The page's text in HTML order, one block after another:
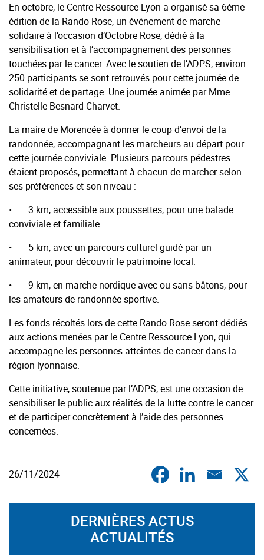
En octobre, le Centre Ressource Lyon a organisé sa 6ème
édition de la Rando Rose, un événement de marche
solidaire à l’occasion d’Octobre Rose, dédié à la
sensibilisation et à l’accompagnement des personnes
touchées par le cancer. Avec le soutien de l’ADPS, environ
250 participants se sont retrouvés pour cette journée de
solidarité et de partage. Une journée animée par Mme
Christelle Besnard Charvet.
La maire de Morencée à donner le coup d’envoi de la
randonnée, accompagnant les marcheurs au départ pour
cette journée conviviale. Plusieurs parcours pédestres
étaient proposés, permettant à chacun de marcher selon
ses préférences et son niveau :
• 3 km, accessible aux poussettes, pour une balade
conviviale et familiale.
• 5 km, avec un parcours culturel guidé par un
animateur, pour découvrir le patrimoine local.
• 9 km, en marche nordique avec ou sans bâtons, pour
les amateurs de randonnée sportive.
Les fonds récoltés lors de cette Rando Rose seront dédiés
aux actions menées par le Centre Ressource Lyon, qui
accompagne les personnes atteintes de cancer dans la
région lyonnaise.
Cette initiative, soutenue par l’ADPS, est une occasion de
sensibiliser le public aux réalités de la lutte contre le cancer
et de participer concrètement à l’aide des personnes
concernées.
26/11/2024
DERNIÈRES ACTUS
ACTUALITÉS